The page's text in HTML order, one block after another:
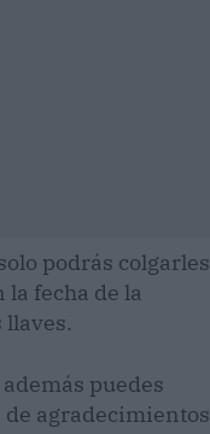
podrás colgarles
fecha de la
puedes
agradecimientos